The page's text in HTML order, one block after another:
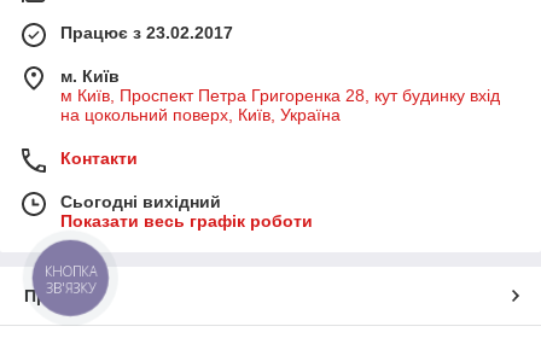
Працює з 23.02.2017
м. Київ
м Київ, Проспект Петра Григоренка 28, кут будинку вхід
на цокольний поверх, Київ, Україна
Контакти
Сьогодні вихідний
Показати весь графік роботи
Про нас
КНОПКА
ЗВ'ЯЗКУ